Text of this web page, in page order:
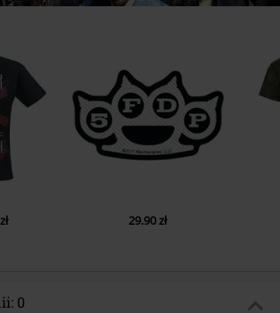
29.90 zł
0